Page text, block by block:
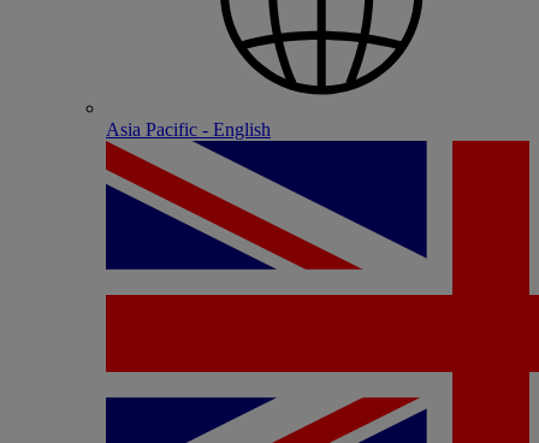
Asia Pacific - English